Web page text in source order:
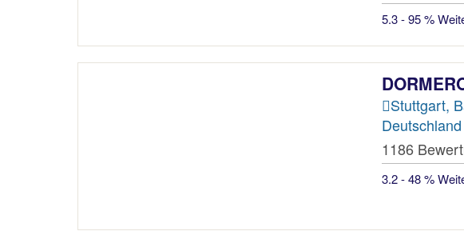
5.3 - 95 %
Stuttgart,
Deutschland
1186
3.2 - 48 %